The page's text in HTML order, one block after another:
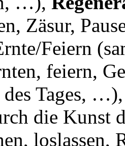
Zäsur,
Feiern
feiern,
des Tages,
die Kunst
loslassen,